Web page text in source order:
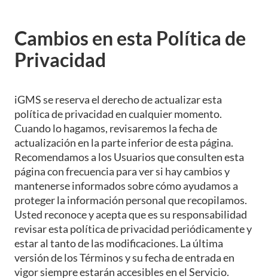
Cambios en esta Política de
Privacidad
iGMS se reserva el derecho de actualizar esta
política de privacidad en cualquier momento.
Cuando lo hagamos, revisaremos la fecha de
actualización en la parte inferior de esta página.
Recomendamos a los Usuarios que consulten esta
página con frecuencia para ver si hay cambios y
mantenerse informados sobre cómo ayudamos a
proteger la información personal que recopilamos.
Usted reconoce y acepta que es su responsabilidad
revisar esta política de privacidad periódicamente y
estar al tanto de las modificaciones. La última
versión de los Términos y su fecha de entrada en
vigor siempre estarán accesibles en el Servicio.